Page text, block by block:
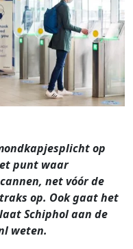
op
punt waar
net vóór de
op. Ook gaat het
Schiphol aan de
weten.